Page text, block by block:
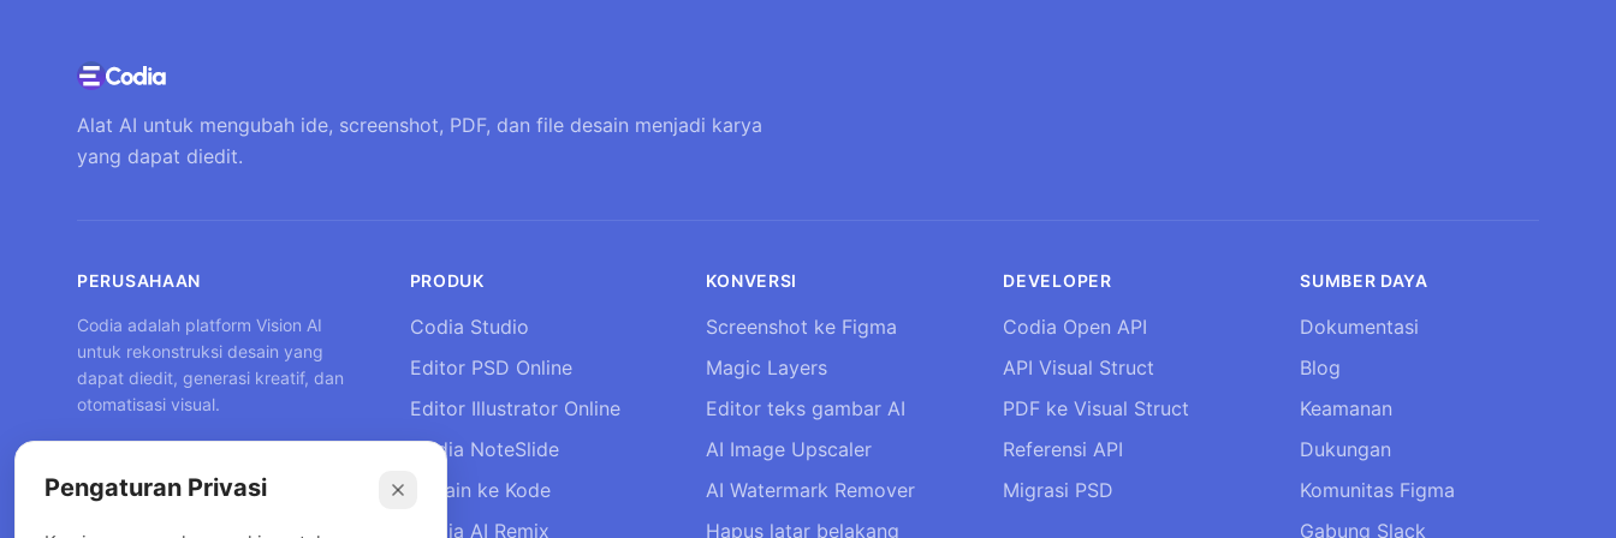
Alat AI untuk mengubah ide, screenshot, PDF, dan file desain menjadi karya
yang dapat diedit.
PERUSAHAAN
Codia adalah platform Vision AI
untuk rekonstruksi desain yang
dapat diedit, generasi kreatif, dan
otomatisasi visual.
PRODUK
Codia Studio
Editor PSD Online
Editor Illustrator Online
Codia NoteSlide
Desain ke Kode
Codia AI Remix
KONVERSI
Screenshot ke Figma
Magic Layers
Editor teks gambar AI
AI Image Upscaler
AI Watermark Remover
Hapus latar belakang
DEVELOPER
Codia Open API
API Visual Struct
PDF ke Visual Struct
Referensi API
Migrasi PSD
SUMBER DAYA
Dokumentasi
Blog
Keamanan
Dukungan
Komunitas Figma
Gabung Slack
Pengaturan Privasi